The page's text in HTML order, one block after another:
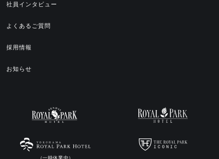
社員インタビュー
よくあるご質問
採用情報
お知らせ
（一時休業中）